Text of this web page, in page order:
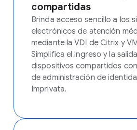
compartidas
Brinda acceso sencillo a los
electrónicos de atención
mediante la VDI de Citrix y
Simplifica el ingreso y la
dispositivos compartidos
de administración de
Imprivata.